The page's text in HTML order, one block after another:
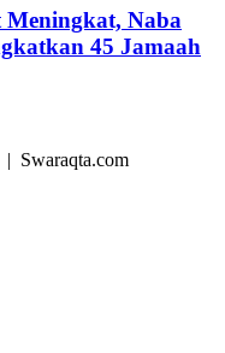
Meningkat, Naba
45 Jamaah
Swaraqta.com